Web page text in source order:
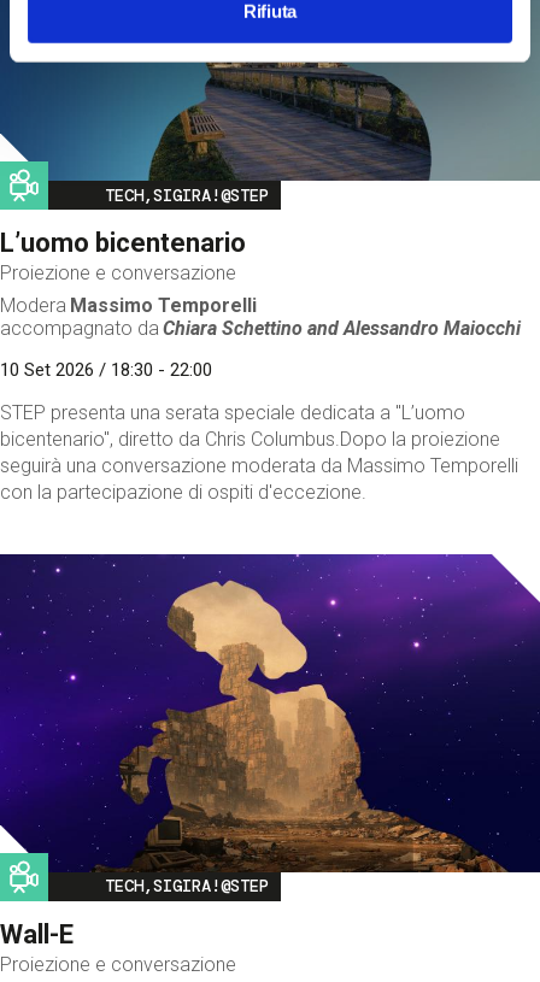
Rifiuta
Image
TECH,SIGIRA!@STEP
L’uomo bicentenario
Proiezione e conversazione
Modera Massimo Temporelli
accompagnato da Chiara Schettino andAlessandro Maiocchi
10 Set 2026 / 18:30 - 22:00
STEP presenta una serata speciale dedicata a "L’uomo
bicentenario", diretto da Chris Columbus.Dopo la proiezione
seguirà una conversazione moderata da Massimo Temporelli
con la partecipazione di ospiti d'eccezione.
Image
TECH,SIGIRA!@STEP
Wall-E
Proiezione e conversazione